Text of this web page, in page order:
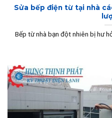
Sửa bếp điện từ tại nhà
Bếp từ nhà bạn đột nhiên bị hư